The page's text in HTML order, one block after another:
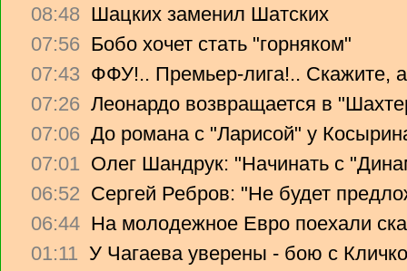
08:48 Шацких заменил Шатских
07:56 Бобо хочет стать "горняком"
07:43 ФФУ!.. Премьер-лига!.. Скажите,
07:26 Леонардо возвращается в
07:06 До романа с "Ларисой" у
07:01 Олег Шандрук: "Начинать с
06:52 Сергей Ребров: "Не будет
06:44 На молодежное Евро поехали
01:11 У Чагаева уверены - бою с